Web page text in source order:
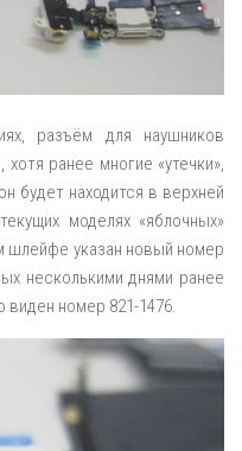
разъём для наушников
ранее многие «утечки»,
будет находится в верхней
моделях «яблочных»
шлейфе указан новый номер
несколькими днями ранее
номер 821-1476.